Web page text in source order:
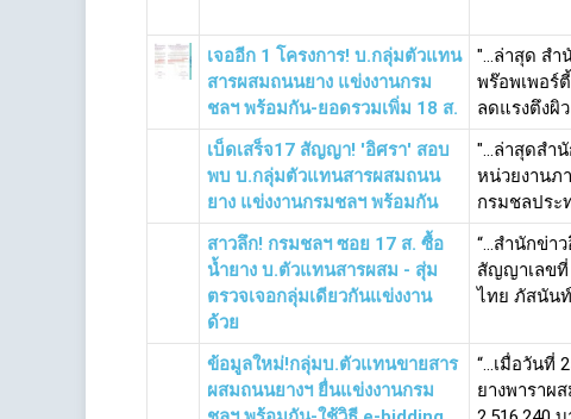
เจออีก 1 โครงการ! บ.กลุ่มตัวแทน
สารผสมถนนยาง แข่งงานกรม
ชลฯ พร้อมกัน-ยอดรวมเพิ่ม 18 ส.
"...ล่าสุด ส
พร๊อพเพอร์
ลดแรงตึงผิ
เบ็ดเสร็จ17 สัญญา! 'อิศรา' สอบ
พบ บ.กลุ่มตัวแทนสารผสมถนน
ยาง แข่งงานกรมชลฯ พร้อมกัน
"...ล่าสุดสำ
หน่วยงานภ
กรมชลประ
สาวลึก! กรมชลฯ ซอย 17 ส. ซื้อ
น้ำยาง บ.ตัวแทนสารผสม - สุ่ม
ตรวจเจอกลุ่มเดียวกันแข่งงาน
ด้วย
“...สำนักข่า
สัญญาเลขที่
ไทย ภัสนัน
ข้อมูลใหม่!กลุ่มบ.ตัวแทนขายสาร
ผสมถนนยางฯ ยื่นแข่งงานกรม
“...เมื่อวันที่
ยางพาราผ